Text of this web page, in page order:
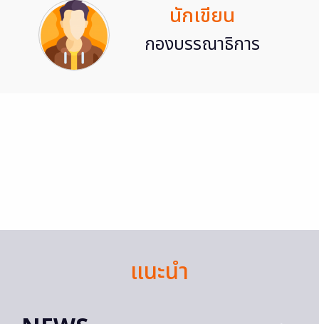
นักเขียน
กองบรรณาธิการ
แนะนำ